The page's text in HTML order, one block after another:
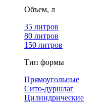
Объем, л
35 литров
80 литров
150 литров
Тип формы
Прямоугольные
Сито-дуршлаг
Цилиндрические